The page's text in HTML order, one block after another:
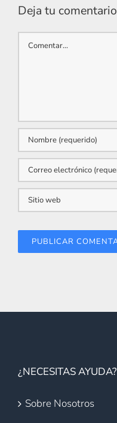
Deja tu comentario
Comentar
¿NECESITAS AYUDA?
Sobre Nosotros